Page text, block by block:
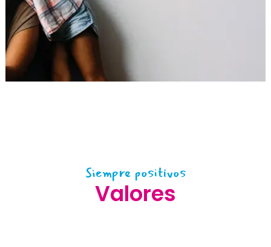
Siempre positivos
Valores